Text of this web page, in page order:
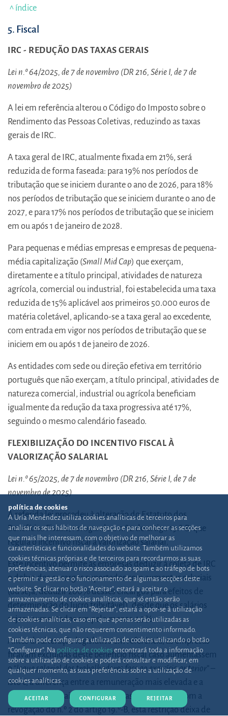
^ índice
5. Fiscal
IRC - REDUÇÃO DAS TAXAS GERAIS
Lei n.º 64/2025, de 7 de novembro (DR 216, Série I, de 7 de
novembro de 2025)
A lei em referência alterou o Código do Imposto sobre o
Rendimento das Pessoas Coletivas, reduzindo as taxas
gerais de IRC.
A taxa geral de IRC, atualmente fixada em 21%, será
reduzida de forma faseada: para 19% nos períodos de
tributação que se iniciem durante o ano de 2026, para 18%
nos períodos de tributação que se iniciem durante o ano de
2027, e para 17% nos períodos de tributação que se iniciem
em ou após 1 de janeiro de 2028.
Para pequenas e médias empresas e empresas de pequena-
média capitalização (Small Mid Cap) que exerçam,
diretamente e a título principal, atividades de natureza
agrícola, comercial ou industrial, foi estabelecida uma taxa
reduzida de 15% aplicável aos primeiros 50.000 euros de
matéria coletável, aplicando-se a taxa geral ao excedente,
com entrada em vigor nos períodos de tributação que se
iniciem em ou após 1 de janeiro de 2026.
As entidades com sede ou direção efetiva em território
português que não exerçam, a título principal, atividades de
natureza comercial, industrial ou agrícola beneficiam
igualmente da redução da taxa progressiva até 17%,
seguindo o mesmo calendário faseado.
FLEXIBILIZAÇÃO DO INCENTIVO FISCAL À
VALORIZAÇÃO SALARIAL
Lei n.º 65/2025, de 7 de novembro (DR 216, Série I, de 7 de
novembro de 2025)
A referida lei procedeu à alteração do Estatuto dos
Benefícios Fiscais, revogando o n.º 2 do artigo 19.º-B, que
regula o incentivo fiscal à valorização salarial.
Este incentivo permite às empresas deduzir à coleta de IRC
o dobro dos encargos suportados com aumentos salariais
(ou seja, deduzir 200% desses encargos para efeitos de
determinação do lucro tributável), desde que os salários
sejam aumentados em pelo menos 4,7%.
Antes da alteração legislativa em referência, as empresas
ficavam excluídas deste benefício fiscal caso aumentassem
o “leque salarial dos trabalhadores face ao exercício anterior ” –
isto é, a diferença entre a remuneração mais elevada e a
remuneração mais baixa praticadas na empresa. Com a
revogação do n.º 2 do artigo 19.º-B, esta restrição deixa de
política de cookies
A Uría Menéndez utiliza cookies analíticas de terceiros para
analisar os seus hábitos de navegação e para conhecer as secções
que mais lhe interessam, com o objetivo de melhorar as
características e funcionalidades do website. Também utilizamos
cookies técnicas próprias e de terceiros para recordarmos as suas
preferências, atenuar o risco associado ao spam e ao tráfego de bots
e permitir a gestão e o funcionamento de algumas secções deste
website. Se clicar no botão “Aceitar”, estará a aceitar o
armazenamento de cookies analíticas, que só então serão
armazenadas. Se clicar em “Rejeitar”, estará a opor-se à utilização
de cookies analíticas, caso em que apenas serão utilizadas as
cookies técnicas, que não requerem consentimento informado.
Também pode configurar a utilização de cookies utilizando o botão
“Configurar”. Na política de cookiesencontrará toda a informação
sobre a utilização de cookies e poderá consultar e modificar, em
qualquer momento, as suas preferências sobre a utilização de
cookies analíticas.
ACEITAR CONFIGURAR REJEITAR